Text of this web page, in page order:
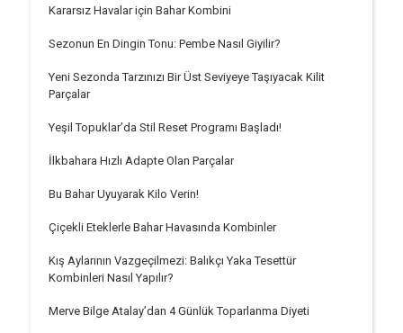
Kararsız Havalar için Bahar Kombini
Sezonun En Dingin Tonu: Pembe Nasıl Giyilir?
Yeni Sezonda Tarzınızı Bir Üst Seviyeye Taşıyacak Kilit
Parçalar
Yeşil Topuklar’da Stil Reset Programı Başladı!
İlkbahara Hızlı Adapte Olan Parçalar
Bu Bahar Uyuyarak Kilo Verin!
Çiçekli Eteklerle Bahar Havasında Kombinler
Kış Aylarının Vazgeçilmezi: Balıkçı Yaka Tesettür
Kombinleri Nasıl Yapılır?
Merve Bilge Atalay’dan 4 Günlük Toparlanma Diyeti